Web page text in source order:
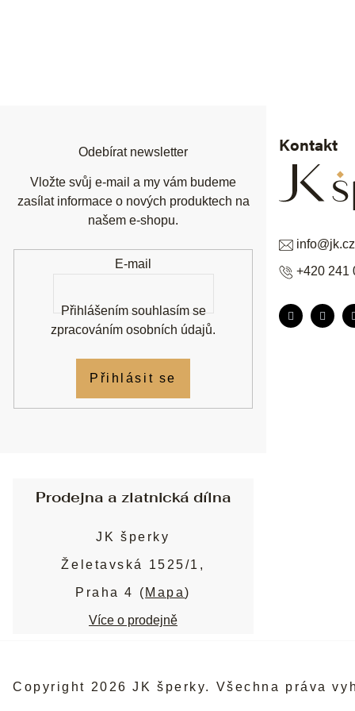
Kontakt
info@jk.cz
+420 241
Odebírat newsletter
Vložte svůj e-mail a my vám budeme
zasílat informace o nových produktech na
našem e-shopu.
E-mail
Přihlášením souhlasím se
zpracováním osobních údajů.
Přihlásit se
Prodejna a zlatnická dílna
JK šperky
Želetavská 1525/1,
Praha 4 ( Mapa)
Více o prodejně
Copyright 2026JK šperky. Všechna práva